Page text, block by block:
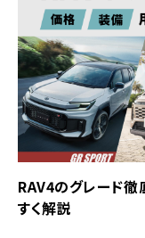
RAV4のグレード徹
すく解説